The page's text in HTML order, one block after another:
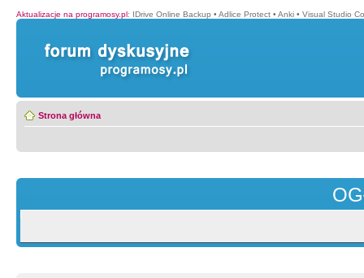
Aktualizacje na programosy.pl: IDrive Online Backup • Adlice Protect • Anki • Visual Studio
Strona główna